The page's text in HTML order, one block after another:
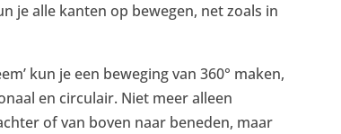
je alle kanten op bewegen, net zoals in
kun je een beweging van 360° maken,
en circulair. Niet meer alleen
of van boven naar beneden, maar